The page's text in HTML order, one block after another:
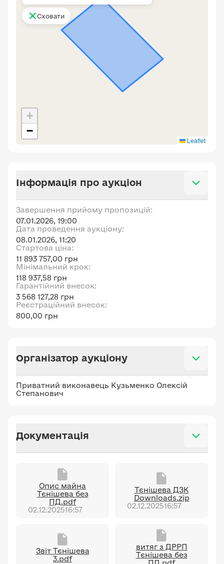
+
−
Leaflet
Сховати
Інформація про аукціон
Завершення прийому пропозицій:
07.01.2026, 19:00
Дата проведення аукціону:
08.01.2026, 11:20
Стартова ціна:
11 893 757,00 грн
Мінімальний крок:
118 937,58 грн
Гарантійний внесок:
3 568 127,28 грн
Реєстраційний внесок:
800,00 грн
Організатор аукціону
Приватний виконавець Кузьменко Олексій
Степанович
Документація
Опис майна
Тєнішева без
ПД.pdf
02.12.202516:57
Тєнішева ДЗК
Downloads.zip
02.12.202516:57
Звіт Тєнішева
3.pdf
витяг з ДРРП
Тєнішева без